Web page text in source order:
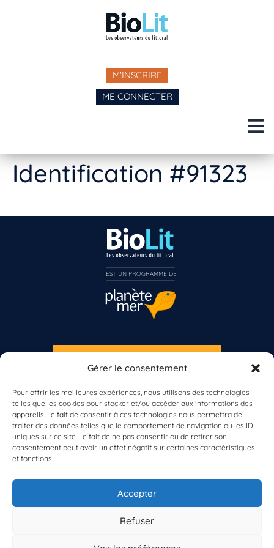
Gérer le consentement
Pour offrir les meilleures expériences, nous utilisons des technologies
telles que les cookies pour stocker et/ou accéder aux informations des
appareils. Le fait de consentir à ces technologies nous permettra de
traiter des données telles que le comportement de navigation ou les ID
uniques sur ce site. Le fait de ne pas consentir ou de retirer son
consentement peut avoir un effet négatif sur certaines caractéristiques
et fonctions.
Accepter
Refuser
M'INSCRIRE
ME CONNECTER
Identification #91323
À propos de BioLit
Vos données d'observation
Ressources
Résultats du programme
Contacts
S'INSCRIRE À LA NEWSLETTER
Vous n’êtes pas encore inscrit à Biolit ?
Inscrivez-vous dès maintenant